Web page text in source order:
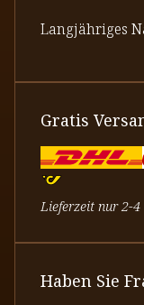
Langjähriges
Gratis
Lieferzeit nur 2-
Haben Sie